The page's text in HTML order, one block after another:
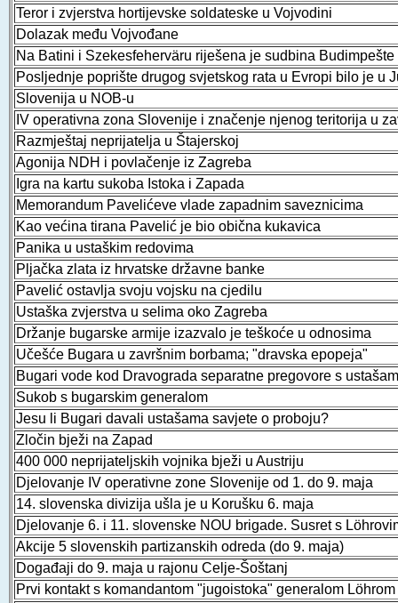
Teror i zvjerstva hortijevske soldateske u Vojvodini
Dolazak među Vojvođane
Na Batini i Szekesfeherväru riješena je sudbina Budimpešte
Posljednje poprište drugog svjetskog rata u Evropi bilo je u
Slovenija u NOB-u
IV operativna zona Slovenije i značenje njenog teritorija u
Razmještaj neprijatelja u Štajerskoj
Agonija NDH i povlačenje iz Zagreba
Igra na kartu sukoba Istoka i Zapada
Memorandum Pavelićeve vlade zapadnim saveznicima
Kao većina tirana Pavelić je bio obična kukavica
Panika u ustaškim redovima
Pljačka zlata iz hrvatske državne banke
Pavelić ostavlja svoju vojsku na cjedilu
Ustaška zvjerstva u selima oko Zagreba
Držanje bugarske armije izazvalo je teškoće u odnosima
Učešće Bugara u završnim borbama; "dravska epopeja"
Bugari vode kod Dravograda separatne pregovore s
Sukob s bugarskim generalom
Jesu li Bugari davali ustašama savjete o proboju?
Zločin bježi na Zapad
400 000 neprijateljskih vojnika bježi u Austriju
Djelovanje IV operativne zone Slovenije od 1. do 9. maja
14. slovenska divizija ušla je u Korušku 6. maja
Djelovanje 6. i 11. slovenske NOU brigade. Susret s
Akcije 5 slovenskih partizanskih odreda (do 9. maja)
Događaji do 9. maja u rajonu Celje-Šoštanj
Prvi kontakt s komandantom "jugoistoka" generalom Löhrom